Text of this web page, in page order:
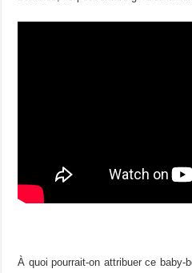
À quoi pourrait-on attribuer ce baby-